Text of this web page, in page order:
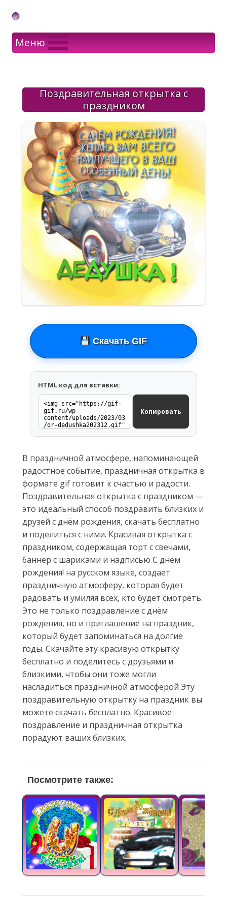
Gif Открытки в подарок
Меню
Поздравительная открытка с
праздником
Скачать GIF
HTML код для вставки:
Копировать
В праздничной атмосфере, напоминающей
радостное событие, праздничная открытка в
формате gif готовит к счастью и радости.
Поздравительная открытка с праздником —
это идеальный способ поздравить близких и
друзей с днём рождения, скачать бесплатно
и поделиться с ними. Красивая открытка с
праздником, содержащая торт с свечами,
баннер с шариками и надписью С днём
рождения! на русском языке, создает
праздничную атмосферу, которая будет
радовать и умиляя всех, кто будет смотреть.
Это не только поздравление с днём
рождения, но и приглашение на праздник,
который будет запоминаться на долгие
годы. Скачайте эту красивую открытку
бесплатно и поделитесь с друзьями и
близкими, чтобы они тоже могли
насладиться праздничной атмосферой Эту
поздравительную открытку на праздник вы
можете скачать бесплатно. Красивое
поздравление и праздничная открытка
порадуют ваших близких.
Посмотрите также: